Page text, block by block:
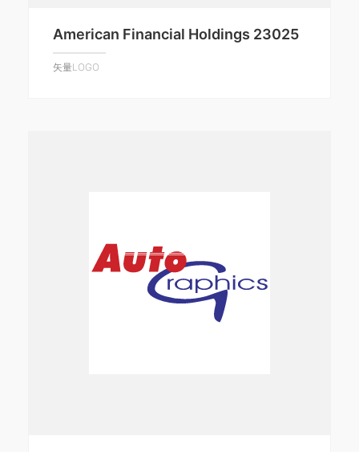
American Financial Holdings 23025
矢量LOGO